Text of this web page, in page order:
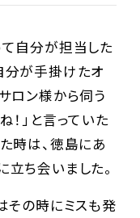
自分が担当した
分が手掛けたオ
ロン様から伺う
」と言っていた
時は、徳島にあ
ち会いました。
その時にミスも発